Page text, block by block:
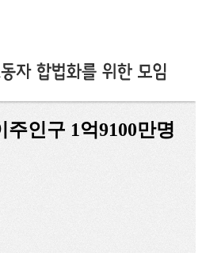
인구 1억9100만명